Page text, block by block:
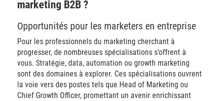
marketing B2B ?
Opportunités pour les marketers en entreprise
Pour les professionnels du marketing cherchant à
progresser, de nombreuses spécialisations s’offrent à
vous. Stratégie, data, automation ou growth marketing
sont des domaines à explorer. Ces spécialisations ouvrent
la voie vers des postes tels que Head of Marketing ou
Chief Growth Officer, promettant un avenir enrichissant